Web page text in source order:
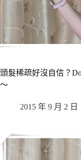
頭髮稀疏好沒自信？
～
2015 年 9 月 2 日